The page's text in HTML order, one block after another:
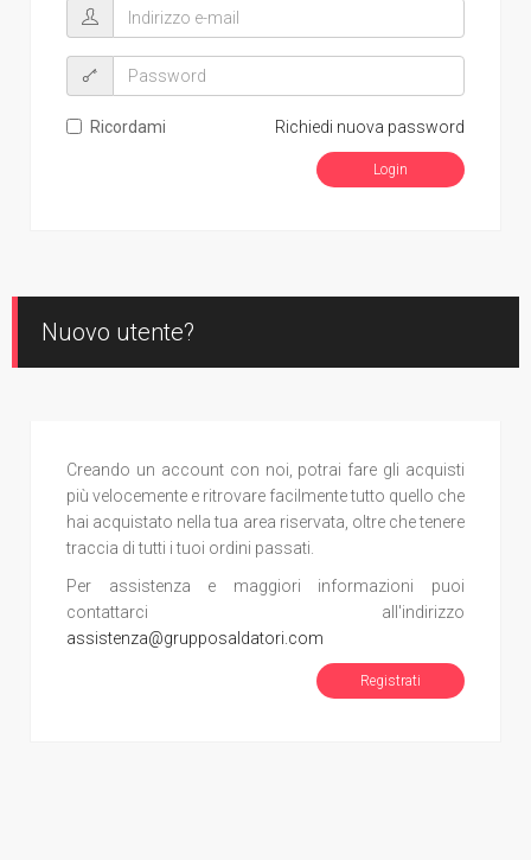
Richiedi nuova password
Ricordami
Nuovo utente?
Creando un account con noi, potrai fare gli acquisti
più velocemente e ritrovare facilmente tutto quello che
hai acquistato nella tua area riservata, oltre che tenere
traccia di tutti i tuoi ordini passati.
Per assistenza e maggiori informazioni puoi
contattarci all'indirizzo
assistenza@grupposaldatori.com
Registrati